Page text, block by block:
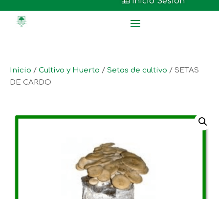
Inicio / Cultivo y Huerto / Setas de cultivo / SETAS
DE CARDO